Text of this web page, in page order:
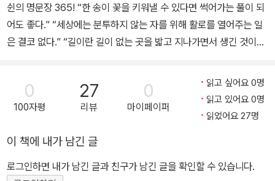
한 양의 글을 썼다. 루쉰은 평생 불의하다고 생각하는 것들에 분노하
고 저항했는데, 그 싸움의 무기는 글, 그중에서 잡문이었다. 마오쩌둥
은 루쉰을 일컬어 “중국 문화혁명의 주장主將으로 위대한 문학가일
쉰은 1936년 10월 19일 지병인 폐결핵으로 세상을 떠날 때까지 활
발한 문학 활동뿐만 아니라 중국좌익작가연맹 참여, 문학단체 조직,
반대파와의 논쟁, 강연 활동을 펼쳤다. 이를 통해 중국의 부조리한 현
실에 온몸으로 맞서 희망을 발견하고 새로운 길을 제시하고자 했다.
역시 다수의 연구 논문이 있다. 지은이에 대한 상세한 정보는 홈페이
지(www.amormundi.net)로 가면 얻을 수 있다.
쉰의 명문장 365! “한 송이 꽃을 키워낼 수 있다면 썩어가는 풀이 되
어도 좋다.” “세상에는 분투하지 않는 자를 위해 활로를 열어주는 일
은 결코 없다.” “길이란 길이 없는 곳을 밟고 지나가면서 생긴 것이고,
현재와 미래를 위한 전투이기도 하다. 현재를 잃어버리면 미래 도 없
기 때문이다.” 절망과 어둠의 시대에서 다시 일어서고, 길이 없는 곳
에서 길을 내고, 쉼 없는 집요함으로 더 나은 곳을 꿈꾸는 이들, 또한
기 초기, 중국에서 활동했던 문인이자 사상가 루쉰. 세월이 흐르고 세
상은 변했지만, 아직도 많은 사람이 그를 불러내고 있다. 그 이유는 그
0
100자평
27
리뷰
0
마이페이퍼
읽고 싶어요 0명
읽고 있어요 0명
읽었어요 27명
이 책에 내가 남긴 글
로그인하면 내가 남긴 글과 친구가 남긴 글을 확인할 수 있습니다.